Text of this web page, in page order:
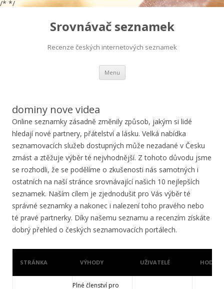
/* */
Srovnávač seznamek
Recenze českých internetových seznamek
Menu Přejít
obsahu
dominy nove videa
Online seznamky zásadně změnily způsob, jakým si lidé
hledají nové partnery, přátelství a lásku. Velká nabídka
seznamovacích služeb dostupných může nezadané v Česku
zmást a ztěžuje výběr té nejvhodnější. Z tohoto důvodu jsme
se rozhodli, že se podělíme o zkušenosti nás samotných i
ostatních na naší stránce srovnávající našich 10 nejlepších
seznamek. Naším cílem je zjednodušit pro Vás výběr té
správné seznamky a nakonec i nalezení toho pravého nebo
té pravé partnerky. Díky našemu seznamu a recenzím získáte
dobrý přehled o českých seznamovacích portálech.
STRÁNKA VÝHODY UŽIVATELÉ
Plné členství pro